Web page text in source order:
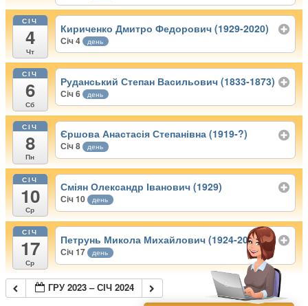
СІЧ
4
Чт
Кириченко Дмитро Федорович (1929-2020)
Січ 4 день
СІЧ
6
Сб
Руданський Степан Васильович (1833-1873)
Січ 6 день
СІЧ
8
Пн
Єршова Анастасія Степанівна (1919-?)
Січ 8 день
СІЧ
10
Ср
Сміян Олександр Іванович (1929)
Січ 10 день
СІЧ
17
Ср
Петрунь Микола Михайлович (1924-2013)
Січ 17 день
ГРУ 2023 – СІЧ 2024